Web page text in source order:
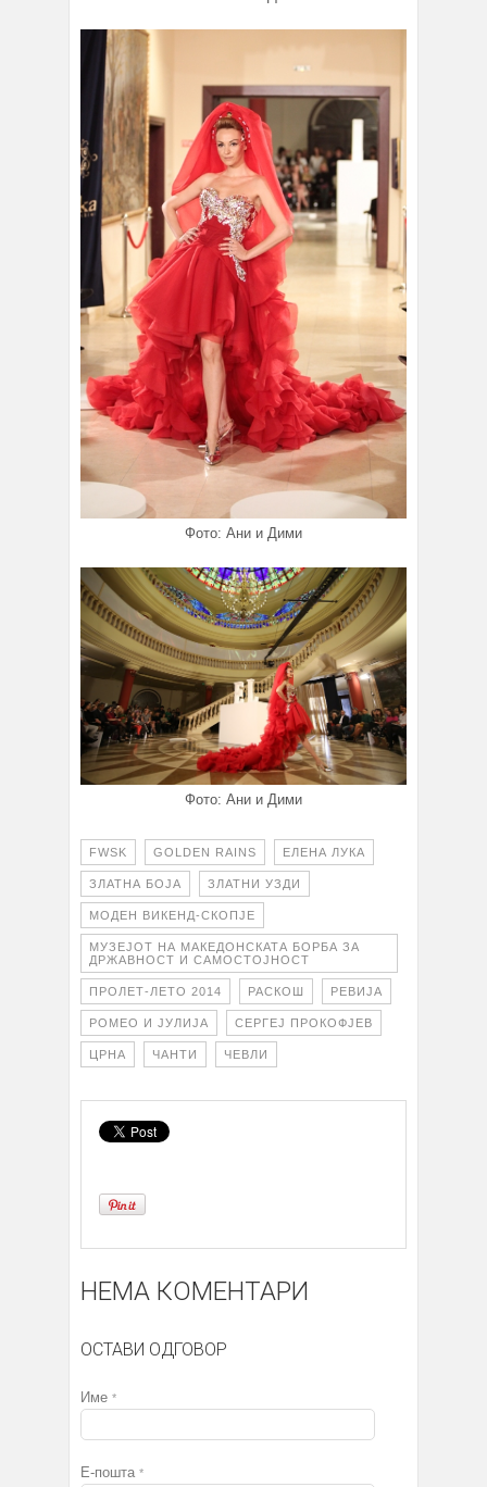
Фото: Ани и Дими
Фото: Ани и Дими
FWSK GOLDEN RAINS ЕЛЕНА ЛУКА
ЗЛАТНА БОЈА ЗЛАТНИ УЗДИ
МОДЕН ВИКЕНД-СКОПЈЕ
МУЗЕЈОТ НА МАКЕДОНСКАТА БОРБА ЗА
ДРЖАВНОСТ И САМОСТОЈНОСТ
ПРОЛЕТ-ЛЕТО 2014 РАСКОШ РЕВИЈА
РОМЕО И ЈУЛИЈА СЕРГЕЈ ПРОКОФЈЕВ
ЦРНА ЧАНТИ ЧЕВЛИ
НЕМА КОМЕНТАРИ
ОСТАВИ ОДГОВОР
Име *
Е-пошта *